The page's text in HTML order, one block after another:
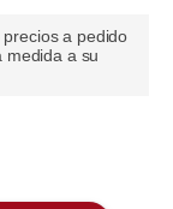
a pedido
medida a su